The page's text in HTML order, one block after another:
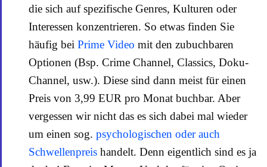
die sich auf spezifische Genres, Kulturen oder
Interessen konzentrieren. So etwas finden Sie
häufig bei Prime Video mit den zubuchbaren
Optionen (Bsp. Crime Channel, Classics, Doku-
Channel, usw.). Diese sind dann meist für einen
Preis von 3,99 EUR pro Monat buchbar. Aber
vergessen wir nicht das es sich dabei mal wieder
um einen sog. psychologischen oder auch
Schwellenpreis handelt. Denn eigentlich sind es ja